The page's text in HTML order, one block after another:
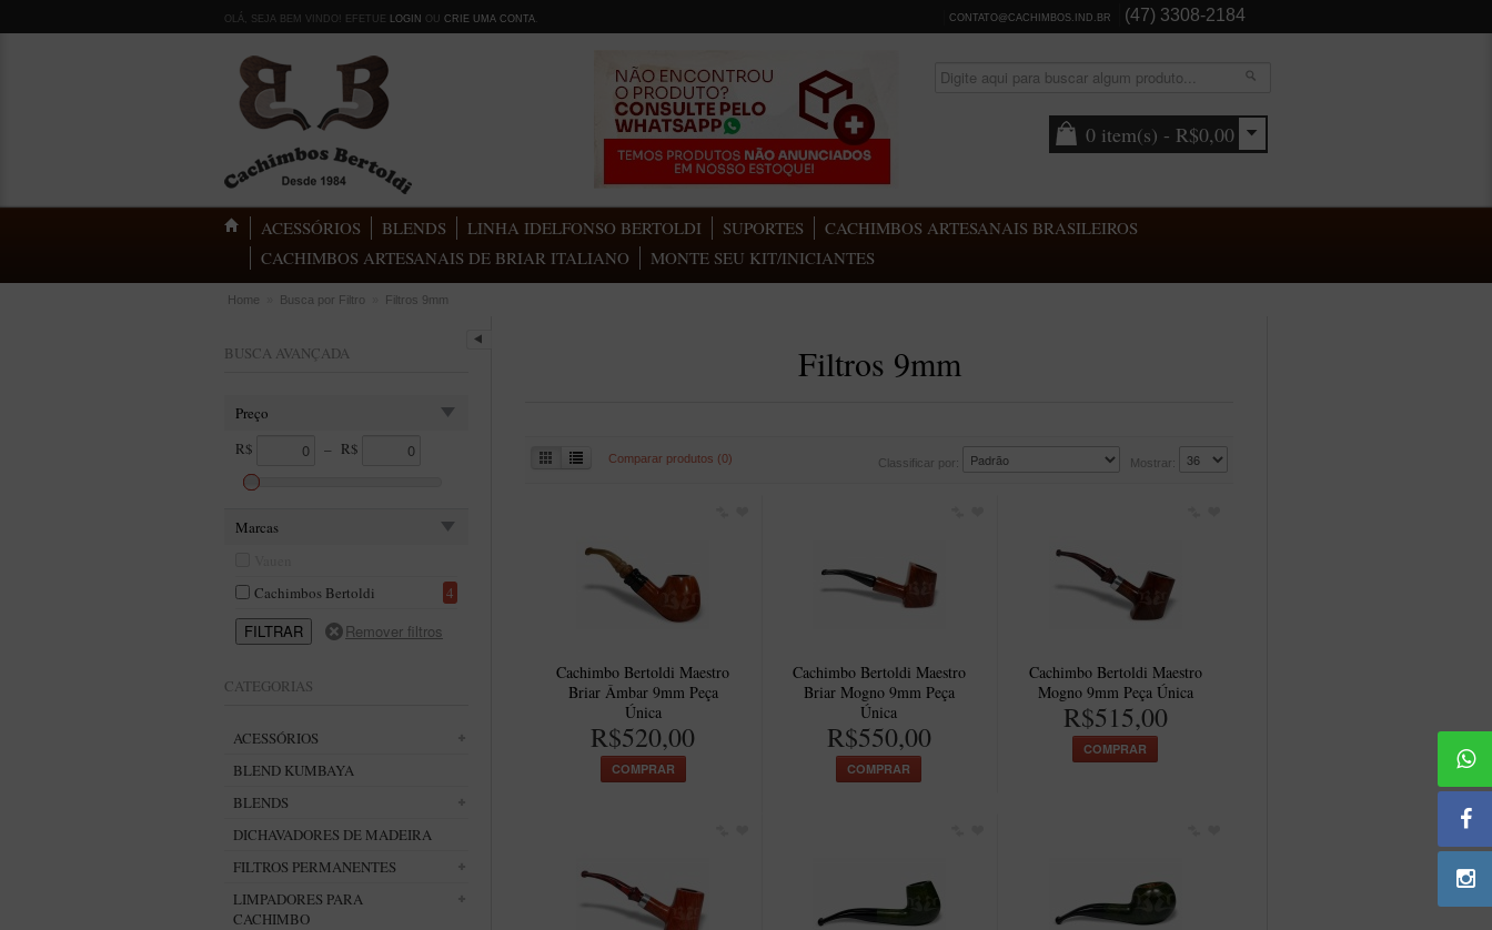
CONTATO@CACHIMBOS.IND.BR (47) 3308-2184
OLÁ, SEJA BEM VINDO! EFETUE LOGIN OU CRIE UMA CONTA.
0 item(s) - R$0,00
ACESSÓRIOS BLENDS LINHA IDELFONSO BERTOLDI SUPORTES
CACHIMBOS ARTESANAIS BRASILEIROS
CACHIMBOS ARTESANAIS DE BRIAR ITALIANO
MONTE SEU KIT/INICIANTES
Home Busca por Filtro Filtros 9mm
BUSCA AVANÇADA
Preço
R$
– R$
Marcas
Cachimbos Bertoldi
4
CATEGORIAS
ACESSÓRIOS
BLEND KUMBAYA
BLENDS
DICHAVADORES DE MADEIRA
FILTROS PERMANENTES
LIMPADORES PARA
CACHIMBO
Filtros 9mm
Comparar produtos (0) Classificar por: Mostrar:
Cachimbo Bertoldi Maestro
Briar Âmbar 9mm Peça
Única
R$520,00
COMPRAR
Cachimbo Bertoldi Maestro
Briar Mogno 9mm Peça
Única
R$550,00
COMPRAR
Cachimbo Bertoldi Maestro
Mogno 9mm Peça Única
R$515,00
COMPRAR